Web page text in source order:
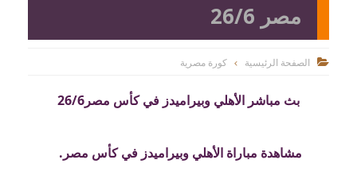
مصر 26/6
 الصفحة الرئيسية كورة مصرية
بث مباشر الأهلي وبيراميدز في كأس مصر26/6
مشاهدة مباراة الأهلي وبيراميدز في كأس مصر.